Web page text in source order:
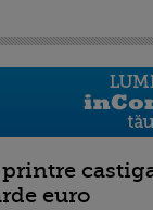
printre
euro